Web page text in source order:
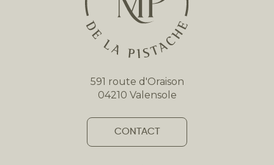
591 route d'Oraison
04210 Valensole
CONTACT